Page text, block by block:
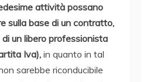
attività possano
sulla base di un contratto,
un libero professionista
Iva), in quanto in tal
sarebbe riconducibile